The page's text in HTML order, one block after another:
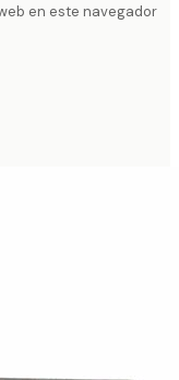
en este navegador